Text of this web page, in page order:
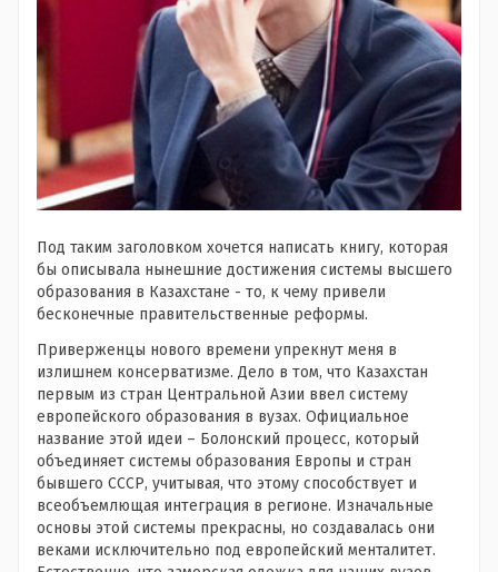
Под таким заголовком хочется написать книгу, которая
бы описывала нынешние достижения системы высшего
образования в Казахстане - то, к чему привели
бесконечные правительственные реформы.
Приверженцы нового времени упрекнут меня в
излишнем консерватизме. Дело в том, что Казахстан
первым из стран Центральной Азии ввел систему
европейского образования в вузах. Официальное
название этой идеи – Болонский процесс, который
объединяет системы образования Европы и стран
бывшего СССР, учитывая, что этому способствует и
всеобъемлющая интеграция в регионе. Изначальные
основы этой системы прекрасны, но создавалась они
веками исключительно под европейский менталитет.